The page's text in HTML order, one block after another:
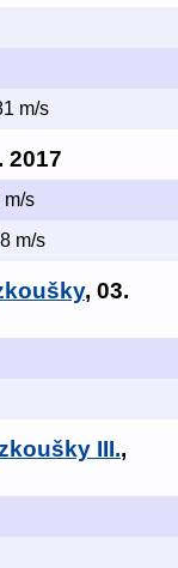
m/s
2017
m/s
m/s
, 03.
III.,